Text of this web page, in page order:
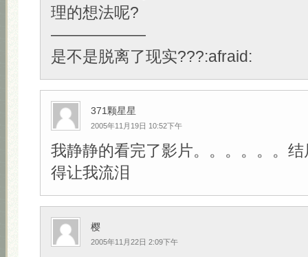
理的想法呢?
——————
是不是脱离了现实???:afraid:
371颗星星
2005年11月19日 10:52下午
我静静的看完了影片。。。。。。
得让我流泪
樱
2005年11月22日 2:09下午